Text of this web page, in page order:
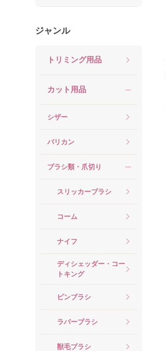
ジャンル
トリミング用品
カット用品
シザー
バリカン
ブラシ類・爪切り
スリッカーブラシ
コーム
ナイフ
ディシェッダー・コー
トキング
ピンブラシ
ラバーブラシ
獣毛ブラシ